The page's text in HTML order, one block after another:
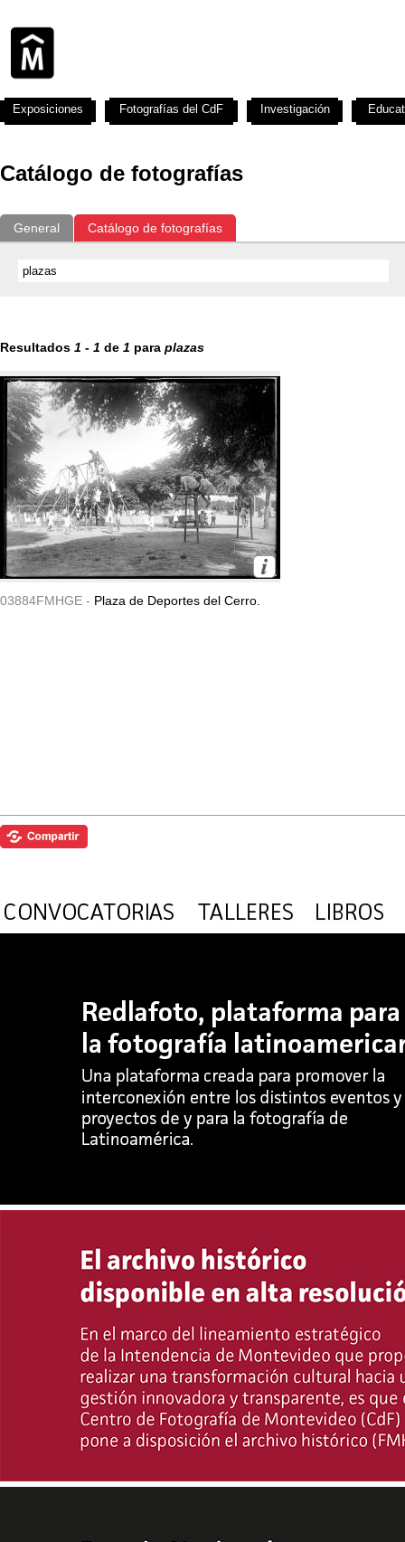
Catálogo de fotografías
General Catálogo de fotografías
Resultados 1 - 1 de 1 para plazas
03884FMHGE - Plaza de Deportes del Cerro.
Exposiciones Fotografías del CdF Investigación